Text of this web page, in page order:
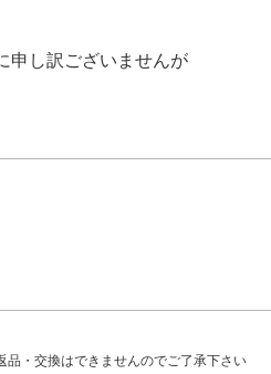
申し訳ございませんが
・交換はできませんのでご了承下さい